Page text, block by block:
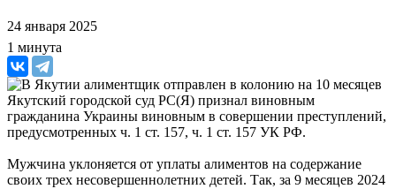
24 января 2025
1 минута
Якутский городской суд РС(Я) признал виновным
гражданина Украины виновным в совершении преступлений,
предусмотренных ч. 1 ст. 157, ч. 1 ст. 157 УК РФ.
Мужчина уклоняется от уплаты алиментов на содержание
своих трех несовершеннолетних детей. Так, за 9 месяцев 2024